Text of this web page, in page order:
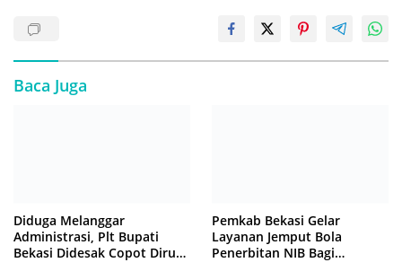
Baca Juga
Diduga Melanggar
Administrasi, Plt Bupati
Bekasi Didesak Copot Dirum
Pemkab Bekasi Gelar
Layanan Jemput Bola
Penerbitan NIB Bagi